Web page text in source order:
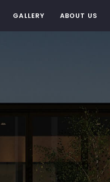
GALLERY ABOUT US